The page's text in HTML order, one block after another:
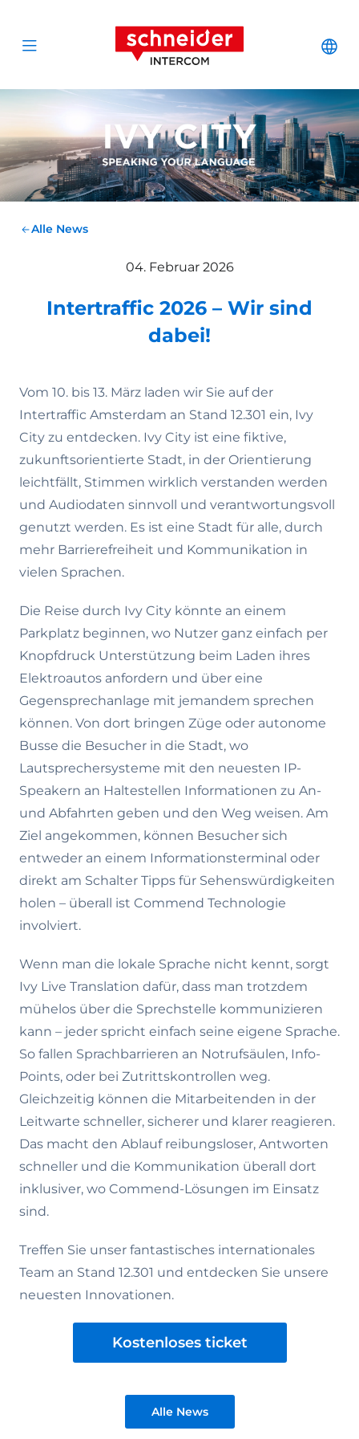
Open menu
Schneider
Alle News
04. Februar 2026
Intertraffic 2026 – Wir sind
dabei!
Vom 10. bis 13. März laden wir Sie auf der
Intertraffic Amsterdam an Stand 12.301 ein, Ivy
City zu entdecken. Ivy City ist eine fiktive,
zukunftsorientierte Stadt, in der Orientierung
leichtfällt, Stimmen wirklich verstanden werden
und Audiodaten sinnvoll und verantwortungsvoll
genutzt werden. Es ist eine Stadt für alle, durch
mehr Barrierefreiheit und Kommunikation in
vielen Sprachen.
Die Reise durch Ivy City könnte an einem
Parkplatz beginnen, wo Nutzer ganz einfach per
Knopfdruck Unterstützung beim Laden ihres
Elektroautos anfordern und über eine
Gegensprechanlage mit jemandem sprechen
können. Von dort bringen Züge oder autonome
Busse die Besucher in die Stadt, wo
Lautsprechersysteme mit den neuesten IP-
Speakern an Haltestellen Informationen zu An-
und Abfahrten geben und den Weg weisen. Am
Ziel angekommen, können Besucher sich
entweder an einem Informationsterminal oder
direkt am Schalter Tipps für Sehenswürdigkeiten
holen – überall ist Commend Technologie
involviert.
Wenn man die lokale Sprache nicht kennt, sorgt
Ivy Live Translation dafür, dass man trotzdem
mühelos über die Sprechstelle kommunizieren
kann – jeder spricht einfach seine eigene Sprache.
So fallen Sprachbarrieren an Notrufsäulen, Info-
Points, oder bei Zutrittskontrollen weg.
Gleichzeitig können die Mitarbeitenden in der
Leitwarte schneller, sicherer und klarer reagieren.
Das macht den Ablauf reibungsloser, Antworten
schneller und die Kommunikation überall dort
inklusiver, wo Commend-Lösungen im Einsatz
sind.
Treffen Sie unser fantastisches internationales
Team an Stand 12.301 und entdecken Sie unsere
neuesten Innovationen.
Kostenloses ticket
Alle News